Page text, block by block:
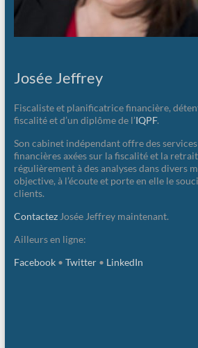
Josée Jeffrey
Fiscaliste et planificatrice financière,
fiscalité et d’un diplôme de l’IQPF.
Son cabinet indépendant offre des
financières axées sur la fiscalité et la
régulièrement à des analyses dans divers
objective, à l’écoute et porte en elle le
clients.
ContactezJosée Jeffrey maintenant.
Ailleurs en ligne:
Facebook• Twitter• LinkedIn